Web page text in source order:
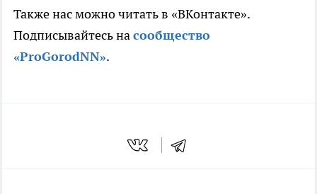
Также нас можно читать в «ВКонтакте».
Подписывайтесь насообщество
«ProGorodNN».